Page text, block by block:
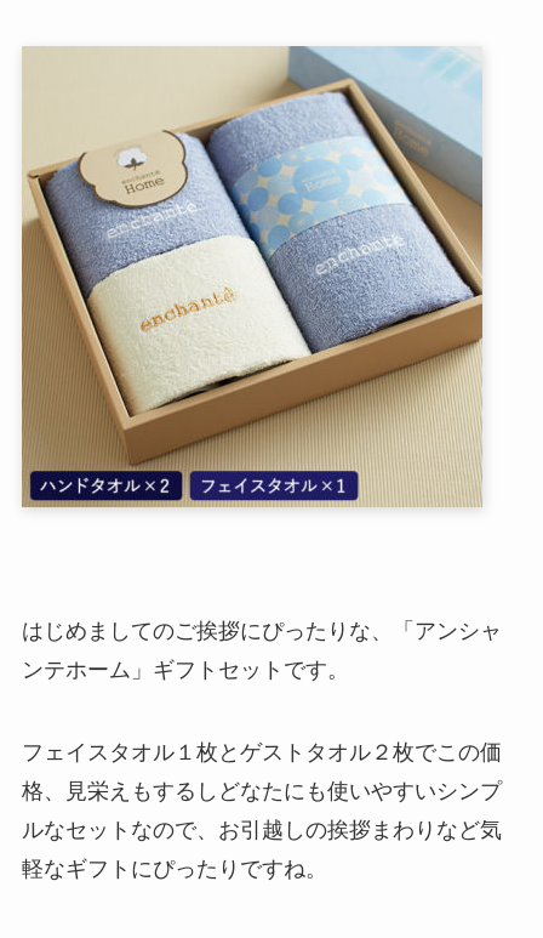
はじめましてのご挨拶にぴったりな、「アンシャ
ンテホーム」ギフトセットです。
フェイスタオル１枚とゲストタオル２枚でこの価
格、見栄えもするしどなたにも使いやすいシンプ
ルなセットなので、お引越しの挨拶まわりなど気
軽なギフトにぴったりですね。